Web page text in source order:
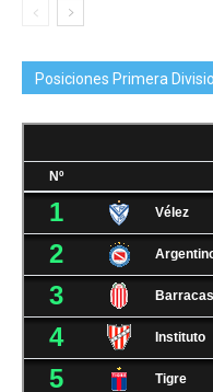
Posiciones Primera